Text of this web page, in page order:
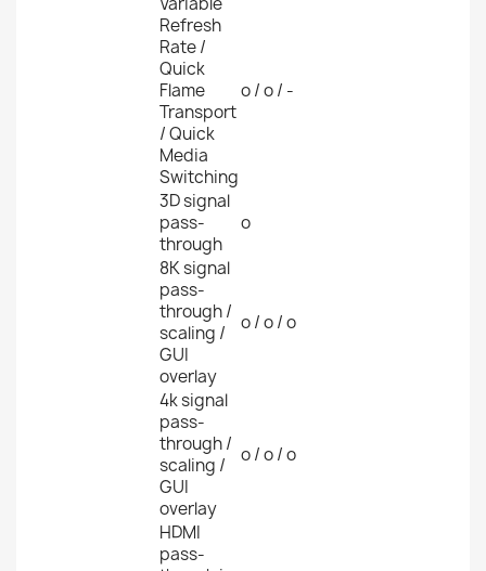
Refresh
Rate /
Quick
Flame
Transport
/ Quick
Media
Switching
o / o / -
3D signal
pass-
through
o
8K signal
pass-
through /
scaling /
GUI
overlay
o / o / o
4k signal
pass-
through /
scaling /
GUI
overlay
o / o / o
HDMI
pass-